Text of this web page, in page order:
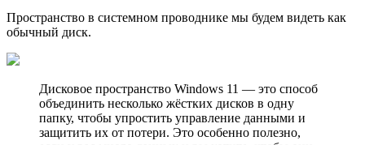
Пространство в cистемном проводнике мы будем видеть как
обычный диск.
Дисковое пространство Windows 11 — это способ
объединить несколько жёстких дисков в одну
папку, чтобы упростить управление данными и
защитить их от потери. Это особенно полезно,